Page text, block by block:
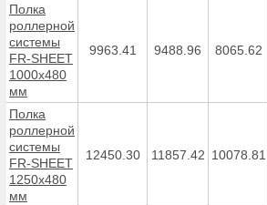
Полка
роллерной
системы
FR-SHEET
1000х480
мм
9963.41 9488.96 8065.62
Полка
роллерной
системы
FR-SHEET
1250х480
мм
12450.30 11857.42 10078.81